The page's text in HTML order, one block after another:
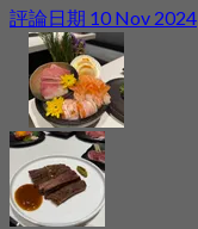
評論日期 10 Nov 2024